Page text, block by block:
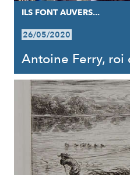
ILS FONT AUVERS...
26/05/2020
Antoine Ferry,